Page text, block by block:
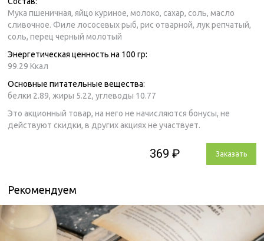
369 ₽ Заказать
Мука пшеничная, яйцо куриное, молоко, сахар, соль, масло
сливочное. Филе лососевых рыб, рис отварной, лук репчатый,
соль, перец черный молотый
Энергетическая ценность на 100 гр:
99.29 Ккал
Основные питательные вещества:
белки 2.89, жиры 5.22, углеводы 10.77
Это акционный товар, на него не начисляются бонусы, не
действуют скидки, в других акциях не участвует.
Рекомендуем